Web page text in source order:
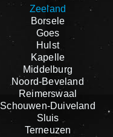
Zeeland
Borsele
Goes
Hulst
Kapelle
Middelburg
Noord-Beveland
Reimerswaal
Schouwen-Duiveland
Sluis
Terneuzen